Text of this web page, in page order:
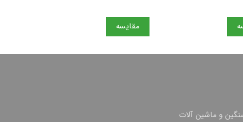
مقایسه
و ماشین آلات